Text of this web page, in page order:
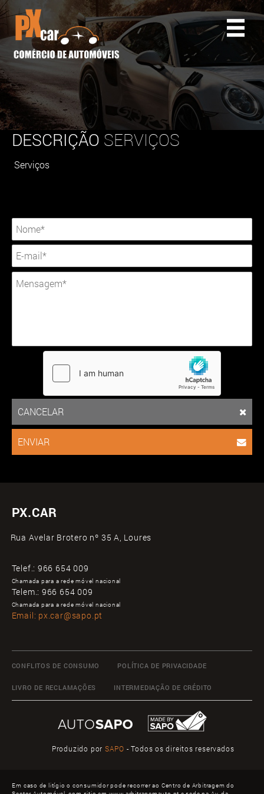
DESCRIÇÃO SERVIÇOS
Serviços
CANCELAR
ENVIAR
PX.CAR
Rua Avelar Brotero nº 35 A, Loures
Telef.: 966 654 009
Chamada para a rede móvel nacional
Telem.: 966 654 009
Chamada para a rede móvel nacional
Email: px.car@sapo.pt
CONFLITOS DE CONSUMO POLÍTICA DE PRIVACIDADE
LIVRO DE RECLAMAÇÕES INTERMEDIAÇÃO DE CRÉDITO
Produzido por SAPO - Todos os direitos reservados
Em caso de litígio o consumidor pode recorrer ao Centro de Arbitragem do